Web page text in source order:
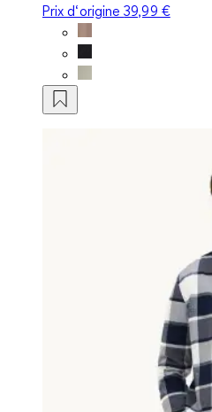
Prix d‘origine39,99 €